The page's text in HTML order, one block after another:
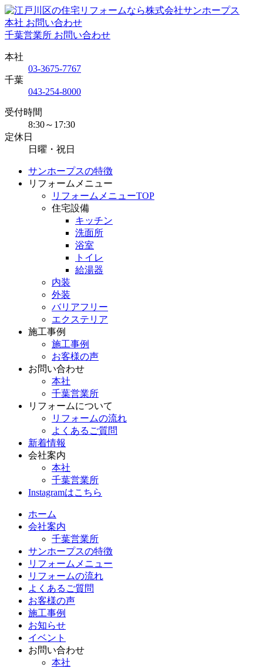
本社 お問い合わせ
千葉営業所 お問い合わせ
本社
03-3675-7767
千葉
043-254-8000
受付時間
8:30～17:30
定休日
日曜・祝日
サンホープスの特徴
リフォームメニュー
リフォームメニューTOP
住宅設備
キッチン
洗面所
浴室
トイレ
給湯器
内装
外装
バリアフリー
エクステリア
施工事例
施工事例
お客様の声
お問い合わせ
本社
千葉営業所
リフォームについて
リフォームの流れ
よくあるご質問
新着情報
会社案内
本社
千葉営業所
Instagramはこちら
ホーム
会社案内
千葉営業所
サンホープスの特徴
リフォームメニュー
リフォームの流れ
よくあるご質問
お客様の声
施工事例
お知らせ
イベント
お問い合わせ
本社